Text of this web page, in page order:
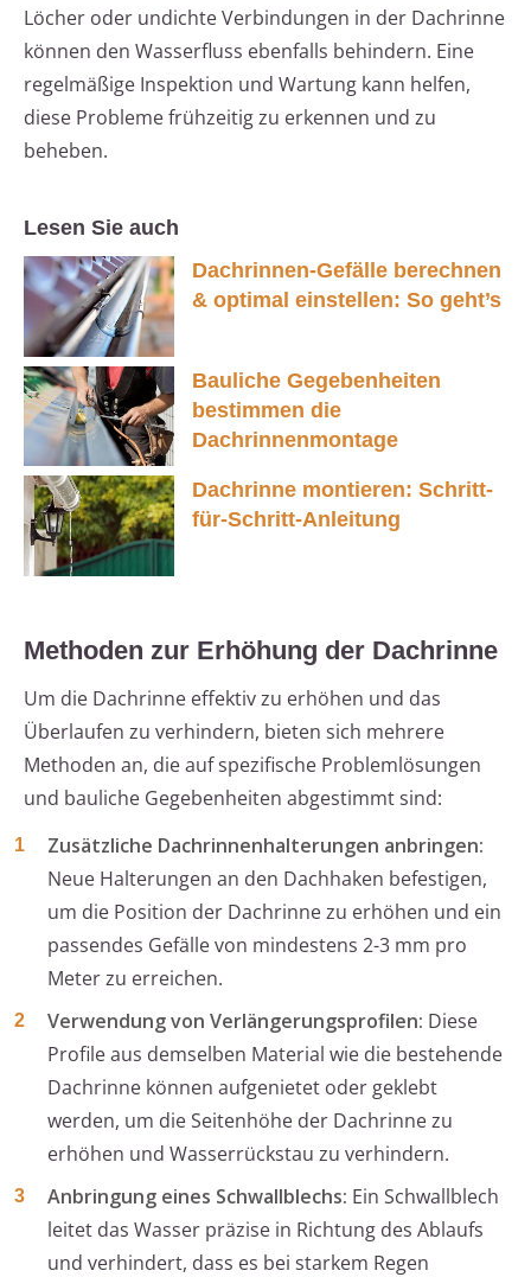
Löcher oder undichte Verbindungen in der Dachrinne
können den Wasserfluss ebenfalls behindern. Eine
regelmäßige Inspektion und Wartung kann helfen,
diese Probleme frühzeitig zu erkennen und zu
beheben.
Lesen Sie auch
Dachrinnen-Gefälle berechnen
& optimal einstellen: So geht’s
Bauliche Gegebenheiten
bestimmen die
Dachrinnenmontage
Dachrinne montieren: Schritt-
für-Schritt-Anleitung
Methoden zur Erhöhung der Dachrinne
Um die Dachrinne effektiv zu erhöhen und das
Überlaufen zu verhindern, bieten sich mehrere
Methoden an, die auf spezifische Problemlösungen
und bauliche Gegebenheiten abgestimmt sind:
Zusätzliche Dachrinnenhalterungen anbringen:
Neue Halterungen an den Dachhaken befestigen,
um die Position der Dachrinne zu erhöhen und ein
passendes Gefälle von mindestens 2-3 mm pro
Meter zu erreichen.
Verwendung von Verlängerungsprofilen: Diese
Profile aus demselben Material wie die bestehende
Dachrinne können aufgenietet oder geklebt
werden, um die Seitenhöhe der Dachrinne zu
erhöhen und Wasserrückstau zu verhindern.
Anbringung eines Schwallblechs: Ein Schwallblech
leitet das Wasser präzise in Richtung des Ablaufs
und verhindert, dass es bei starkem Regen